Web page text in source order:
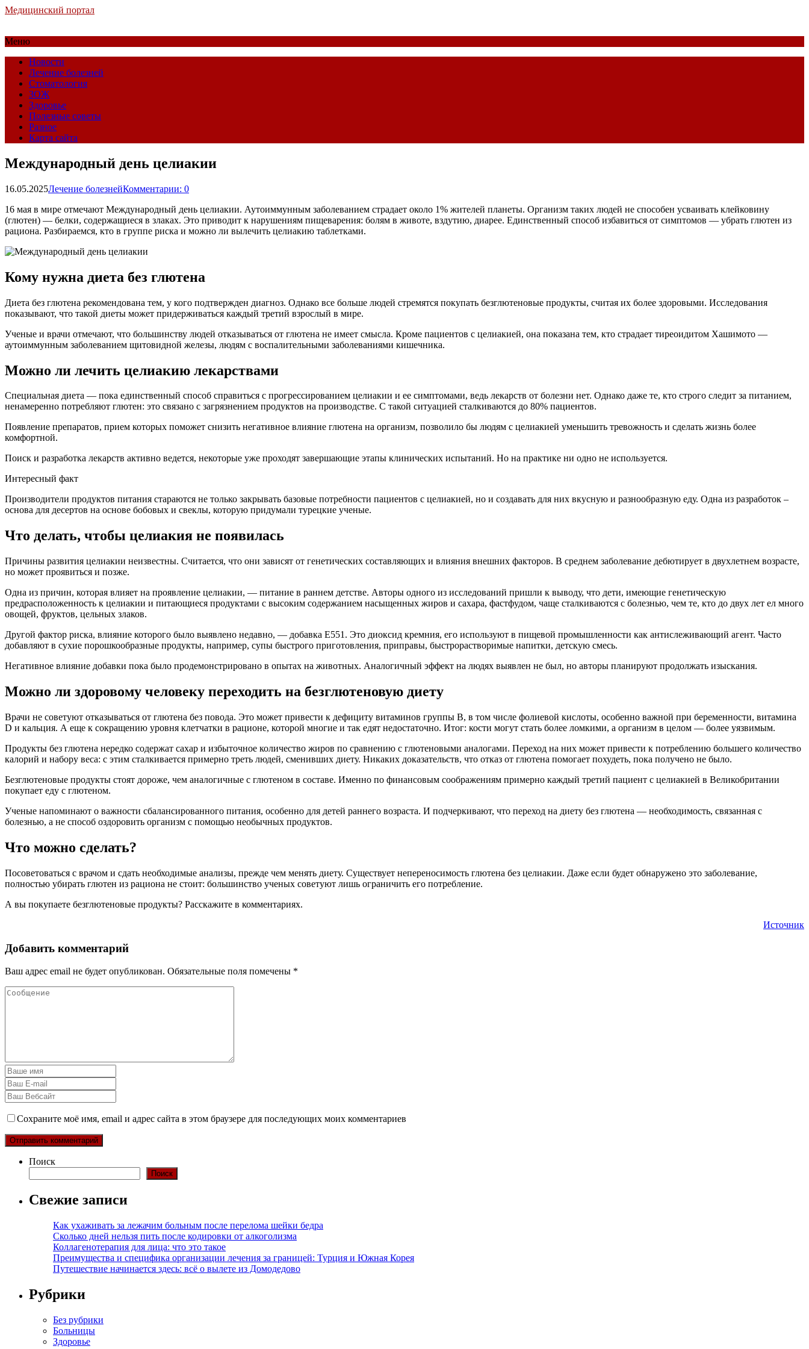
Медицинский портал
Меню
Новости
Лечение болезней
Стоматология
ЗОЖ
Здоровье
Полезные советы
Разное
Карта сайта
Международный день целиакии
16.05.2025Лечение болезнейКомментарии: 0
16 мая в мире отмечают Международный день целиакии. Аутоиммунным заболеванием страдает около 1% жителей планеты. Организм таких людей не способен усваивать клейковину
(глютен) — белки, содержащиеся в злаках. Это приводит к нарушениям пищеварения: болям в животе, вздутию, диарее. Единственный способ избавиться от симптомов — убрать глютен из
рациона. Разбираемся, кто в группе риска и можно ли вылечить целиакию таблетками.
Кому нужна диета без глютена
Диета без глютена рекомендована тем, у кого подтвержден диагноз. Однако все больше людей стремятся покупать безглютеновые продукты, считая их более здоровыми. Исследования
показывают, что такой диеты может придерживаться каждый третий взрослый в мире.
Ученые и врачи отмечают, что большинству людей отказываться от глютена не имеет смысла. Кроме пациентов с целиакией, она показана тем, кто страдает тиреоидитом Хашимото —
аутоиммунным заболеванием щитовидной железы, людям с воспалительными заболеваниями кишечника.
Можно ли лечить целиакию лекарствами
Специальная диета — пока единственный способ справиться с прогрессированием целиакии и ее симптомами, ведь лекарств от болезни нет. Однако даже те, кто строго следит за питанием,
ненамеренно потребляют глютен: это связано с загрязнением продуктов на производстве. С такой ситуацией сталкиваются до 80% пациентов.
Появление препаратов, прием которых поможет снизить негативное влияние глютена на организм, позволило бы людям с целиакией уменьшить тревожность и сделать жизнь более
комфортной.
Поиск и разработка лекарств активно ведется, некоторые уже проходят завершающие этапы клинических испытаний. Но на практике ни одно не используется.
Интересный факт
Производители продуктов питания стараются не только закрывать базовые потребности пациентов с целиакией, но и создавать для них вкусную и разнообразную еду. Одна из разработок –
основа для десертов на основе бобовых и свеклы, которую придумали турецкие ученые.
Что делать, чтобы целиакия не появилась
Причины развития целиакии неизвестны. Считается, что они зависят от генетических составляющих и влияния внешних факторов. В среднем заболевание дебютирует в двухлетнем возрасте,
но может проявиться и позже.
Одна из причин, которая влияет на проявление целиакии, — питание в раннем детстве. Авторы одного из исследований пришли к выводу, что дети, имеющие генетическую
предрасположенность к целиакии и питающиеся продуктами с высоким содержанием насыщенных жиров и сахара, фастфудом, чаще сталкиваются с болезнью, чем те, кто до двух лет ел много
овощей, фруктов, цельных злаков.
Другой фактор риска, влияние которого было выявлено недавно, — добавка E551. Это диоксид кремния, его используют в пищевой промышленности как антислеживающий агент. Часто
добавляют в сухие порошкообразные продукты, например, супы быстрого приготовления, приправы, быстрорастворимые напитки, детскую смесь.
Негативное влияние добавки пока было продемонстрировано в опытах на животных. Аналогичный эффект на людях выявлен не был, но авторы планируют продолжать изыскания.
Можно ли здоровому человеку переходить на безглютеновую диету
Врачи не советуют отказываться от глютена без повода. Это может привести к дефициту витаминов группы В, в том числе фолиевой кислоты, особенно важной при беременности, витамина
D и кальция. А еще к сокращению уровня клетчатки в рационе, которой многие и так едят недостаточно. Итог: кости могут стать более ломкими, а организм в целом — более уязвимым.
Продукты без глютена нередко содержат сахар и избыточное количество жиров по сравнению с глютеновыми аналогами. Переход на них может привести к потреблению большего количество
калорий и набору веса: с этим сталкивается примерно треть людей, сменивших диету. Никаких доказательств, что отказ от глютена помогает похудеть, пока получено не было.
Безглютеновые продукты стоят дороже, чем аналогичные с глютеном в составе. Именно по финансовым соображениям примерно каждый третий пациент с целиакией в Великобритании
покупает еду с глютеном.
Ученые напоминают о важности сбалансированного питания, особенно для детей раннего возраста. И подчеркивают, что переход на диету без глютена — необходимость, связанная с
болезнью, а не способ оздоровить организм с помощью необычных продуктов.
Что можно сделать?
Посоветоваться с врачом и сдать необходимые анализы, прежде чем менять диету. Существует непереносимость глютена без целиакии. Даже если будет обнаружено это заболевание,
полностью убирать глютен из рациона не стоит: большинство ученых советуют лишь ограничить его потребление.
А вы покупаете безглютеновые продукты? Расскажите в комментариях.
Источник
Добавить комментарий
Ваш адрес email не будет опубликован. Обязательные поля помечены *
Сохраните моё имя, email и адрес сайта в этом браузере для последующих моих комментариев
Поиск
Поиск
Свежие записи
Как ухаживать за лежачим больным после перелома шейки бедра
Сколько дней нельзя пить после кодировки от алкоголизма
Коллагенотерапия для лица: что это такое
Преимущества и специфика организации лечения за границей: Турция и Южная Корея
Путешествие начинается здесь: всё о вылете из Домодедово
Рубрики
Без рубрики
Больницы
Здоровье